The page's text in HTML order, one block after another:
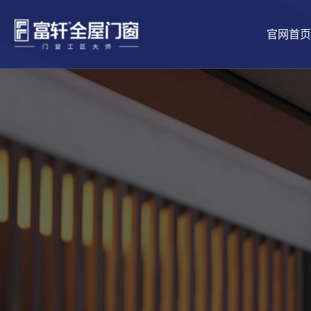
官网首页
品牌介绍
工匠文化
铝合金门
景生活
五星安装
全球供应链
市场前景
品牌新闻